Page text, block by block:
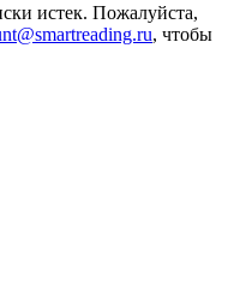
истек. Пожалуйста,
, чтобы